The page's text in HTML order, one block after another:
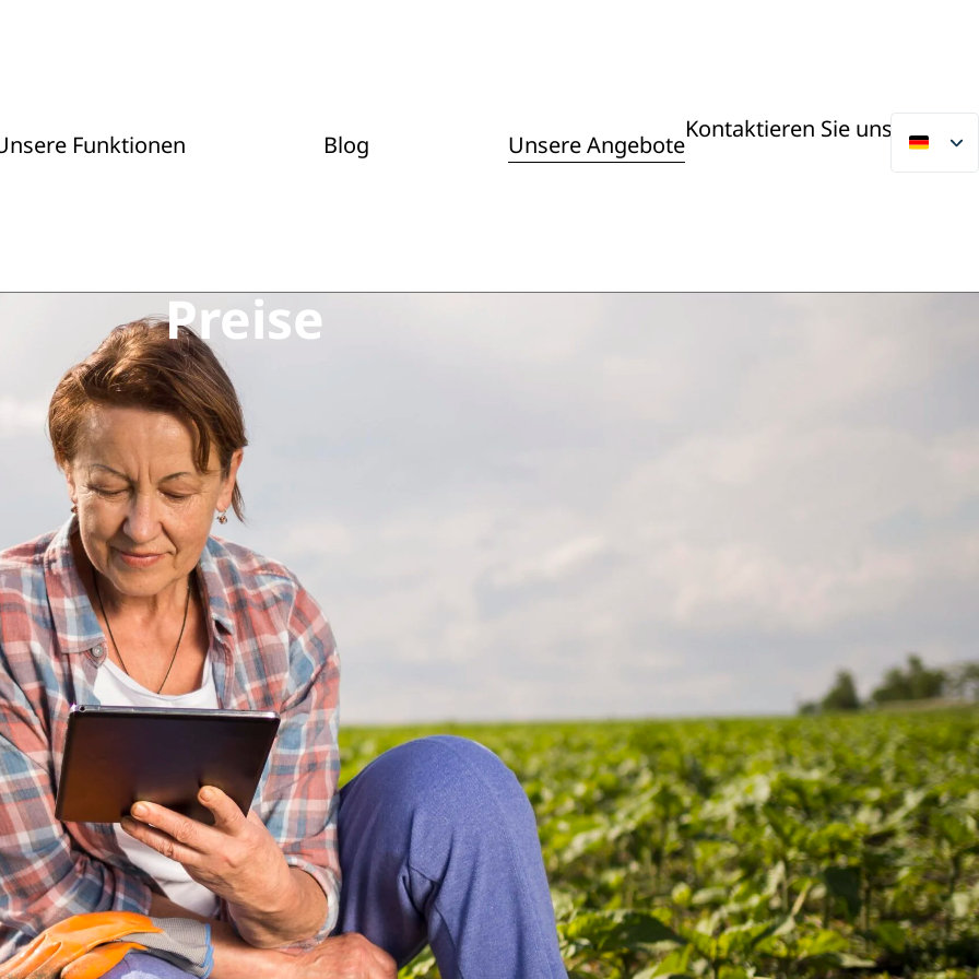
Funktionen Blog Unsere Angebote
Kontaktieren Sie uns
Preise